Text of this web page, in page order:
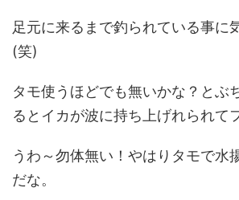
足元に来るまで釣られている事に
(笑)
タモ使うほどでも無いかな？とぶ
るとイカが波に持ち上げれられて
うわ～勿体無い！やはりタモで水
だな。